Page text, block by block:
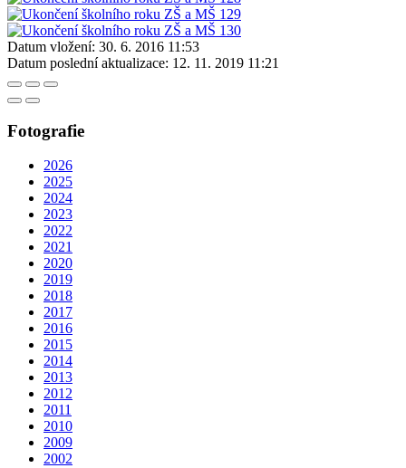
Datum vložení: 30. 6. 2016 11:53
Datum poslední aktualizace: 12. 11. 2019 11:21
Fotografie
2026
2025
2024
2023
2022
2021
2020
2019
2018
2017
2016
2015
2014
2013
2012
2011
2010
2009
2002